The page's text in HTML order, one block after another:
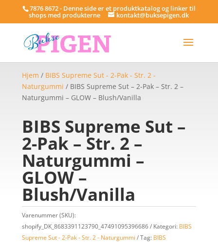
7876 8672 - Denne side er et produktkatalog og linker til
shops med produkterne kontakt@buksepigen.dk
Hjem / BIBS Supreme Sut - 2-Pak - Str. 2 -
Naturgummi / BIBS Supreme Sut – 2-Pak – Str. 2 –
Naturgummi – GLOW – Blush/Vanilla
BIBS Supreme Sut –
2-Pak – Str. 2 –
Naturgummi –
GLOW –
Blush/Vanilla
Varenummer (SKU):
shopify_DK_8683391123790_47491095396686
Kategori: BIBS
Supreme Sut - 2-Pak - Str. 2 - Naturgummi
Tag: BIBS